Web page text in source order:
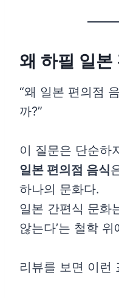
왜 하필 일
“왜 일본 편의점
까?”
이 질문은 단순하
일본 편의점 음식
하나의 문화다.
일본 간편식 문화
않는다’는 철학
리뷰를 보면 이런